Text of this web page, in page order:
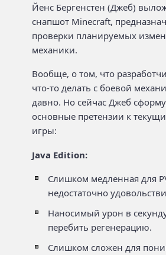
Йенс Бергенстен (Джеб)
снапшот Minecraft,
проверки планируемых
механики.
Вообще, о том, что
что-то делать с боевой
давно. Но сейчас Джеб
основные претензии к
игры:
Java Edition:
Слишком медленная для
недостаточно
Наносимый урон в
перебить регенерацию.
Слишком сложен для